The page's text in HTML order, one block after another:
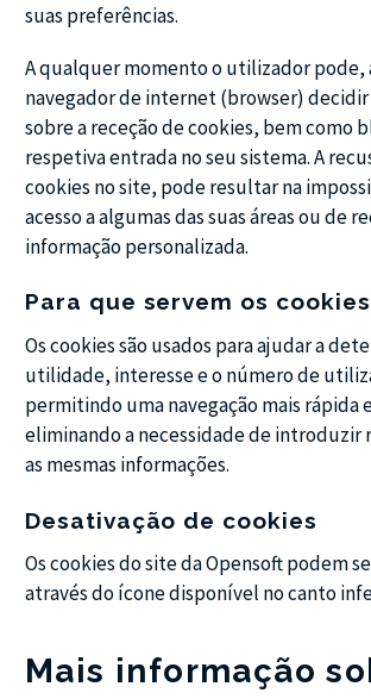
suas preferências.
A qualquer momento o utilizador pode,
navegador de internet (browser)
sobre a receção de cookies, bem como
respetiva entrada no seu sistema. A
cookies no site, pode resultar na
acesso a algumas das suas áreas ou de
informação personalizada.
Para que servem os cookies
Os cookies são usados para ajudar a
utilidade, interesse e o número de
permitindo uma navegação mais rápida
eliminando a necessidade de
as mesmas informações.
Desativação de cookies
Os cookies do site da Opensoft podem
através do ícone disponível no canto
Mais informação